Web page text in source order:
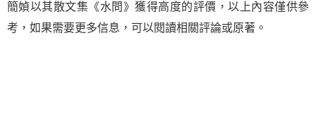
簡媜以其散文集《水問》獲得高度的評價，以上內容僅供參
考，如果需要更多信息，可以閱讀相關評論或原著。